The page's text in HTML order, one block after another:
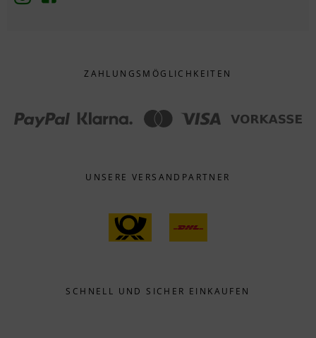
ZAHLUNGS­MÖGLICHKEITEN
UNSERE VERSANDPARTNER
SCHNELL UND SICHER EINKAUFEN